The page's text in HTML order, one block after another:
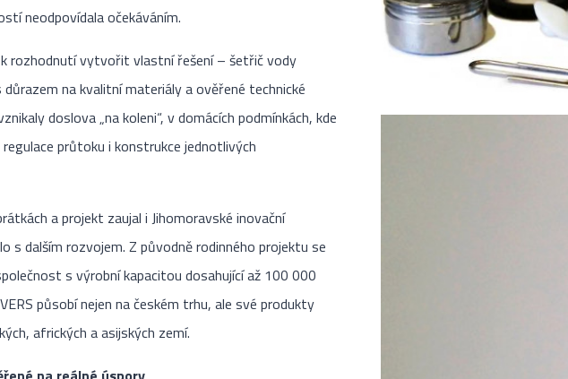
neodpovídala očekáváním.
rozhodnutí vytvořit vlastní řešení – šetřič vody
na kvalitní materiály a ověřené technické
doslova „na koleni“, v domácích podmínkách, kde
průtoku i konstrukce jednotlivých
a projekt zaujal i Jihomoravské inovační
s dalším rozvojem. Z původně rodinného projektu se
s výrobní kapacitou dosahující až 100 000
působí nejen na českém trhu, ale své produkty
afrických a asijských zemí.